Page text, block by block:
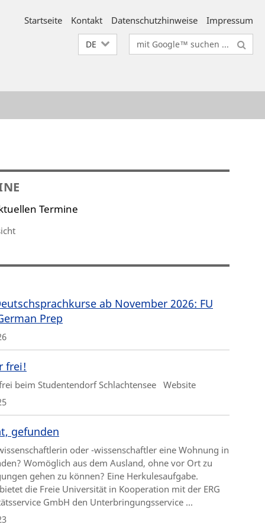
Startseite Kontakt Datenschutzhinweise Impressum
DE Suchbegriffe
Termine
ab November 2026: FU
Prep
frei!
beim Studentendorf Schlachtensee Website
gefunden
oder -wissenschaftler eine Wohnung in
Womöglich aus dem Ausland, ohne vor Ort zu
gehen zu können? Eine Herkulesaufgabe.
die Freie Universität in Kooperation mit der ERG
GmbH den Unterbringungsservice ...